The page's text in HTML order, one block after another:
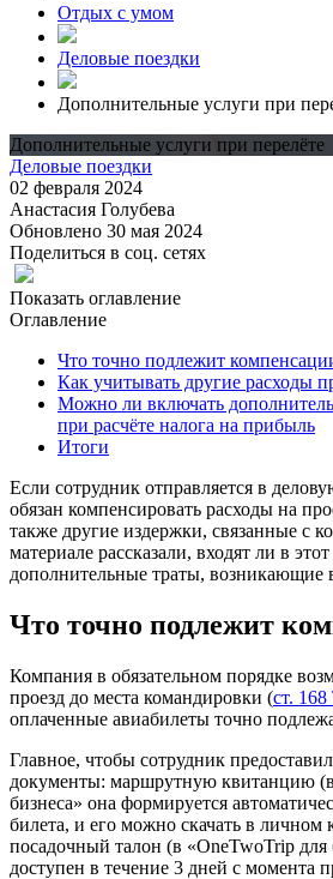
Отдых с умом
Деловые поездки
Дополнительные услуги при
Дополнительные услуги при перелёте
Деловые поездки
02 февраля 2024
Анастасия Голубева
Обновлено 30 мая 2024
Поделиться в соц. сетях
Показать оглавление
Оглавление
Что точно подлежит
Как учитывать другие расходы
Можно ли включать
при расчёте налога на прибыль
Итоги
Если сотрудник отправляется в
обязан компенсировать расходы на
также другие издержки, связанные с
материале рассказали, входят ли в
дополнительные траты, возникающие
Что точно подлежит
Компания в обязательном порядке
проезд до места командировки (ст.
оплаченные авиабилеты точно
Главное, чтобы сотрудник
документы: маршрутную квитанцию
бизнеса» она формируется
билета, и его можно скачать в личном
посадочный талон (в «OneTwoTrip для
доступен в течение 3 дней с момента